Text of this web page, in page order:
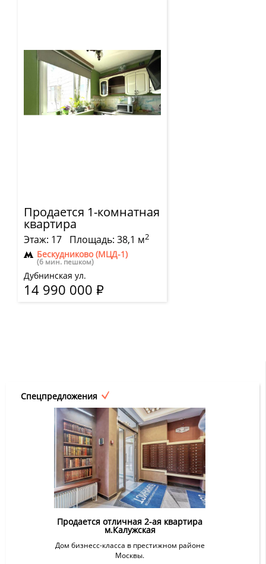
Продается 1-комнатная
квартира
Этаж: 17 Площадь: 38,1 м2
Бескудниково (МЦД-1)
(6 мин. пешком)
Дубнинская ул.
14 990 000 Р
Спецпредложения
Продается отличная 2-ая квартира
м.Калужская
Дом бизнесс-класса в престижном районе
Москвы.